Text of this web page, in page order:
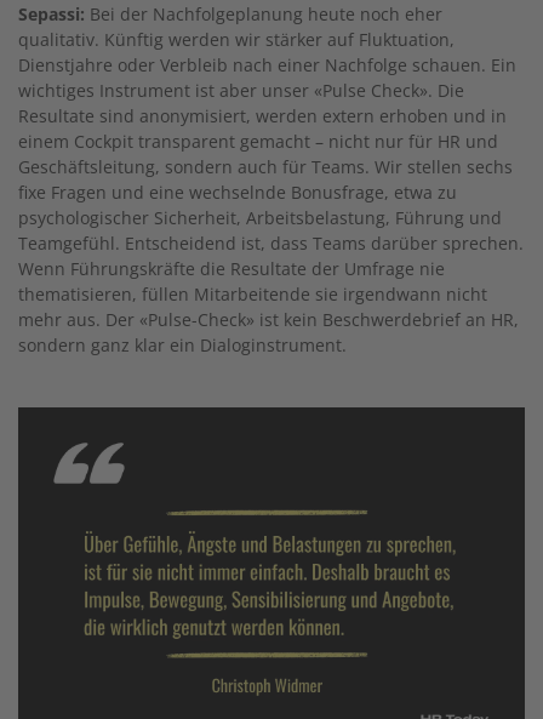
Sepassi: Bei der Nachfolgeplanung heute noch eher
qualitativ. Künftig werden wir stärker auf Fluktuation,
Dienstjahre oder Verbleib nach einer Nachfolge schauen. Ein
wichtiges Instrument ist aber unser «Pulse Check». Die
Resultate sind anonymisiert, werden extern erhoben und in
einem Cockpit transparent gemacht – nicht nur für HR und
Geschäftsleitung, sondern auch für Teams. Wir stellen sechs
fixe Fragen und eine wechselnde Bonusfrage, etwa zu
psychologischer Sicherheit, Arbeitsbelastung, Führung und
Teamgefühl. Entscheidend ist, dass Teams darüber sprechen.
Wenn Führungskräfte die Resultate der Umfrage nie
thematisieren, füllen Mitarbeitende sie irgendwann nicht
mehr aus. Der «Pulse-Check» ist kein Beschwerdebrief an HR,
sondern ganz klar ein Dialoginstrument.